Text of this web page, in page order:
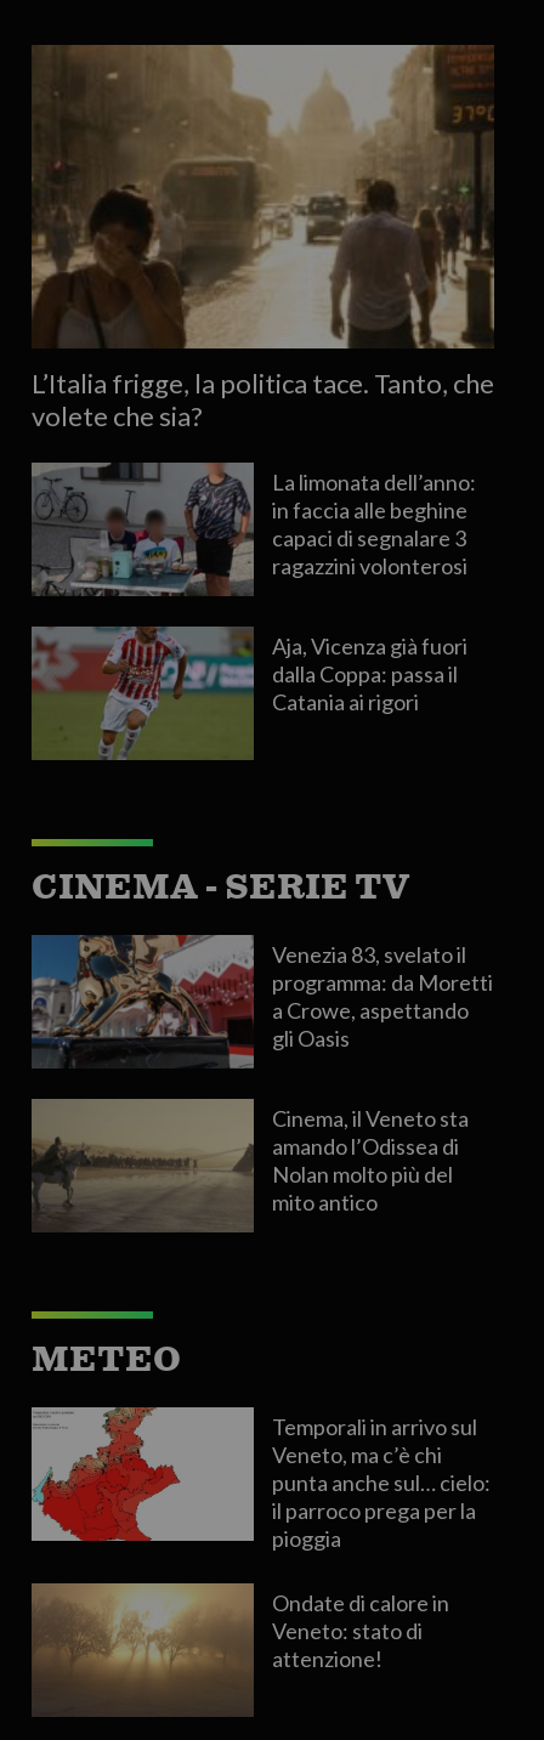
L’Italia frigge, la politica tace. Tanto, che
volete che sia?
La limonata dell’anno:
in faccia alle beghine
capaci di segnalare 3
ragazzini volonterosi
Aja, Vicenza già fuori
dalla Coppa: passa il
Catania ai rigori
CINEMA - SERIE TV
Venezia 83, svelato il
programma: da Moretti
a Crowe, aspettando
gli Oasis
Cinema, il Veneto sta
amando l’Odissea di
Nolan molto più del
mito antico
METEO
Temporali in arrivo sul
Veneto, ma c’è chi
punta anche sul… cielo:
il parroco prega per la
pioggia
Ondate di calore in
Veneto: stato di
attenzione!